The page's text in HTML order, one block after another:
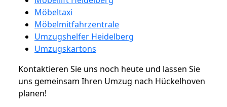
Möbeltaxi
Möbelmitfahrzentrale
Umzugshelfer Heidelberg
Umzugskartons
Kontaktieren Sie uns noch heute und lassen Sie
uns gemeinsam Ihren Umzug nach Hückelhoven
planen!